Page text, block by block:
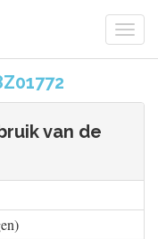
van de